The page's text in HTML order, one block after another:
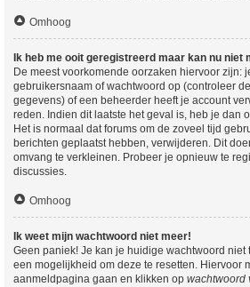
Omhoog
Ik heb me ooit geregistreerd maar kan nu niet
De meest voorkomende oorzaken hiervoor zijn:
gebruikersnaam of wachtwoord op (controleer
gegevens) of een beheerder heeft je account
reden. Indien dit laatste het geval is, heb je dan
Het is normaal dat forums om de zoveel tijd
berichten geplaatst hebben, verwijderen. Dit
omvang te verkleinen. Probeer je opnieuw te
discussies.
Omhoog
Ik weet mijn wachtwoord niet meer!
Geen paniek! Je kan je huidige wachtwoord niet
een mogelijkheid om deze te resetten. Hiervoor
aanmeldpagina gaan en klikken op wachtwoord